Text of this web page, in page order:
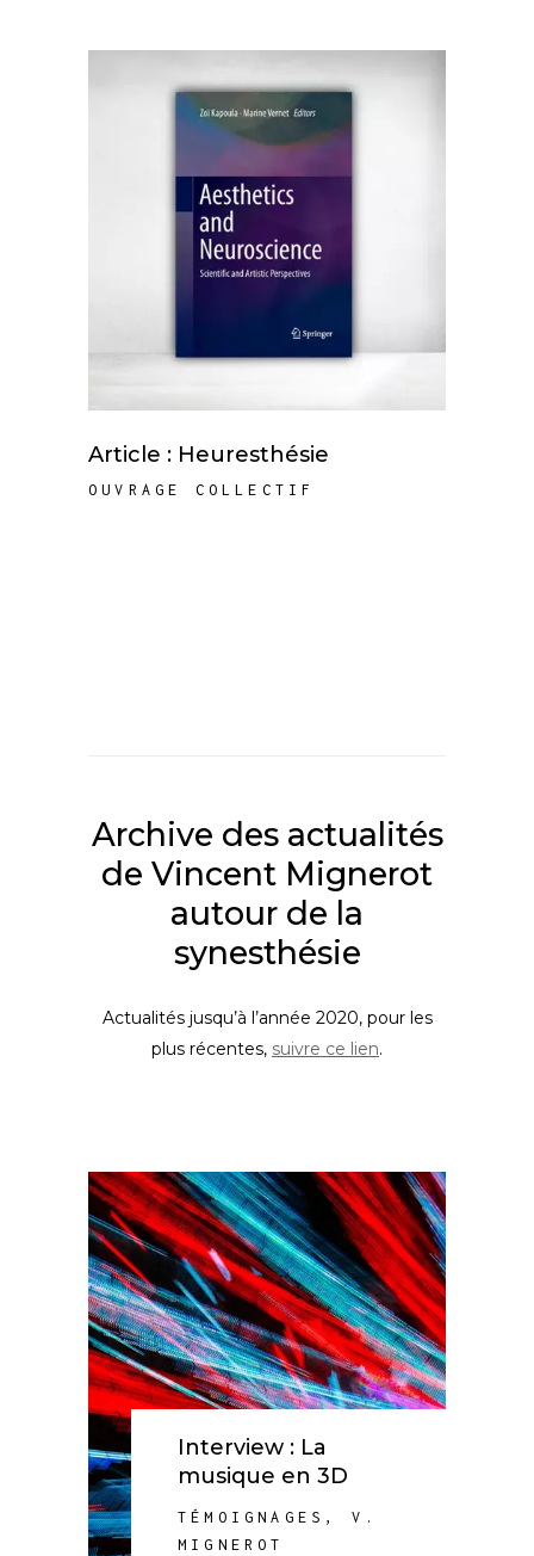
Article : Heuresthésie
OUVRAGE COLLECTIF
Archive des actualités
de Vincent Mignerot
autour de la
synesthésie
Actualités jusqu’à l’année 2020, pour les
plus récentes, suivre ce lien.
Interview : La
musique en 3D
TÉMOIGNAGES , V.
MIGNEROT